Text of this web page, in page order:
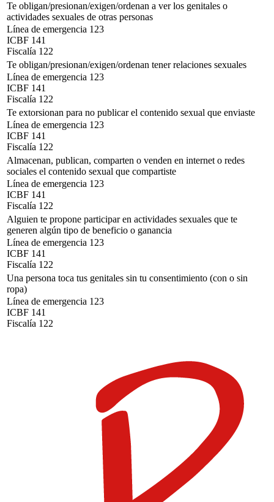
Te obligan/presionan/exigen/ordenan a ver los genitales o
actividades sexuales de otras personas
Línea de emergencia 123
ICBF 141
Fiscalía 122
Te obligan/presionan/exigen/ordenan tener relaciones sexuales
Línea de emergencia 123
ICBF 141
Fiscalía 122
Te extorsionan para no publicar el contenido sexual que enviaste
Línea de emergencia 123
ICBF 141
Fiscalía 122
Almacenan, publican, comparten o venden en internet o redes
sociales el contenido sexual que compartiste
Línea de emergencia 123
ICBF 141
Fiscalía 122
Alguien te propone participar en actividades sexuales que te
generen algún tipo de beneficio o ganancia
Línea de emergencia 123
ICBF 141
Fiscalía 122
Una persona toca tus genitales sin tu consentimiento (con o sin
ropa)
Línea de emergencia 123
ICBF 141
Fiscalía 122